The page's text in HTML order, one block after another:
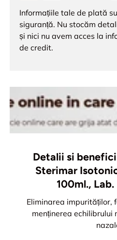
Informațiile tale de plată
siguranță. Nu stocăm
și nici nu avem acces la
de credit.
Detalii si
Sterimar
100ml.,
Eliminarea impurităților,
menținerea